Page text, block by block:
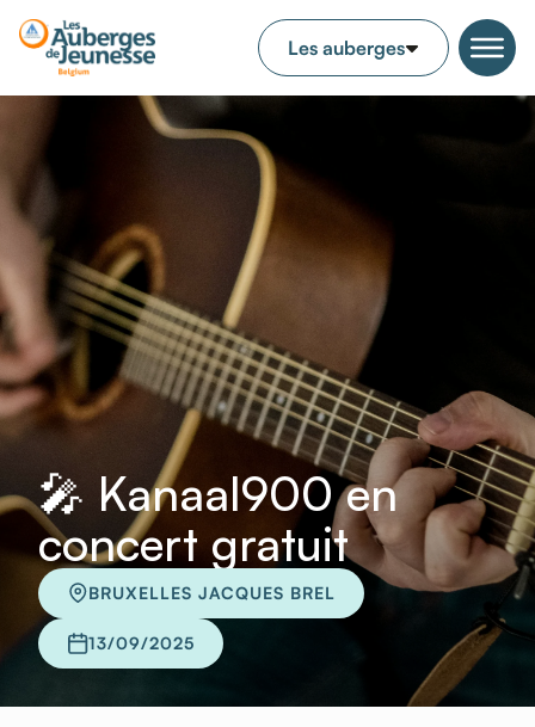
🎤 Kanaal900 en
concert gratuit
BRUXELLES JACQUES BREL
13/09/2025